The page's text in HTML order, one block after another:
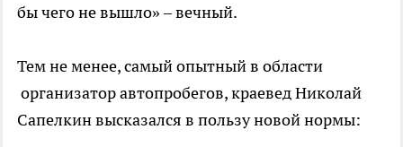
бы чего не вышло» – вечный.
Тем не менее, самый опытный в области
организатор автопробегов, краевед Николай
Сапелкин высказался в пользу новой нормы: